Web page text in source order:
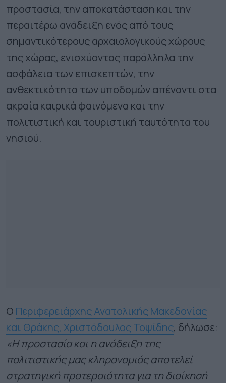
προστασία, την αποκατάσταση και την
περαιτέρω ανάδειξη ενός από τους
σημαντικότερους αρχαιολογικούς χώρους
της χώρας, ενισχύοντας παράλληλα την
ασφάλεια των επισκεπτών, την
ανθεκτικότητα των υποδομών απέναντι στα
ακραία καιρικά φαινόμενα και την
πολιτιστική και τουριστική ταυτότητα του
νησιού.
Ο Περιφερειάρχης Ανατολικής Μακεδονίας
και Θράκης, Χριστόδουλος Τοψίδης, δήλωσε:
«Η προστασία και η ανάδειξη της
πολιτιστικής μας κληρονομιάς αποτελεί
στρατηγική προτεραιότητα για τη διοίκησή